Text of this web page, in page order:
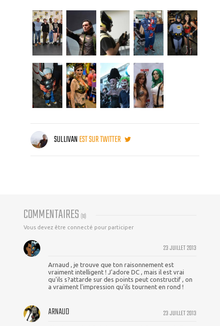
SULLIVANEST SUR TWITTER
COMMENTAIRES (10)
Vous devez être connecté pour participer
23 JUILLET 2013
Arnaud , je trouve que ton raisonnement est
vraiment intelligent ! J'adore DC , mais il est vrai
qu'ils s?attarde sur des points peut constructif , on
a vraiment l'impression qu'ils tournent en rond !
23 JUILLET 2013
ARNAUD